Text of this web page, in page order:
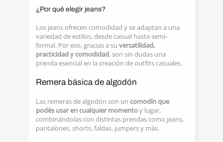
¿Por qué elegir jeans?
Los jeans ofrecen comodidad y se adaptan a una
variedad de estilos, desde casual hasta semi-
formal. Por eso, gracias a su versatilidad,
practicidad y comodidad, son sin dudas una
prenda esencial en la creación de outfits casuales.
Remera básica de algodón
Las remeras de algodón son un comodín que
podés usar en cualquier momentoy lugar,
combinándolas con distintas prendas como jeans,
pantalones, shorts, faldas, jumpers y más.